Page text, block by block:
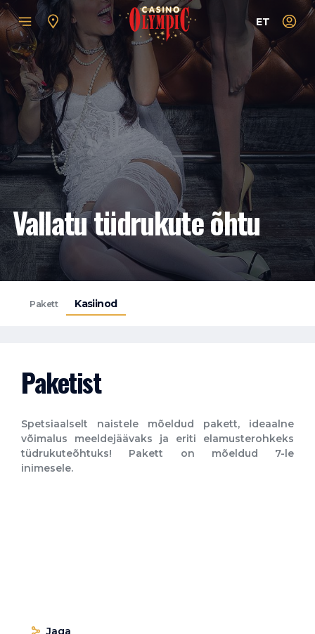
ET
Vallatu tüdrukute õhtu
Pakett Kasiinod
Paketist
Spetsiaalselt naistele mõeldud pakett, ideaalne
võimalus meeldejäävaks ja eriti elamusterohkeks
tüdrukuteõhtuks! Pakett on mõeldud 7-le
inimesele.
Jaga